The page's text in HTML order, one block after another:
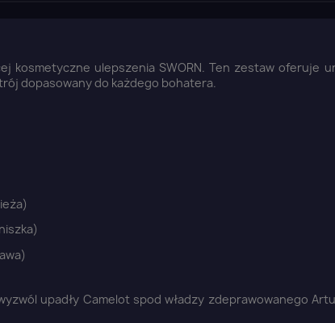
kosmetyczne ulepszenia SWORN. Ten zestaw oferuje
dopasowany do każdego bohatera.
upadły Camelot spod władzy zdeprawowanego